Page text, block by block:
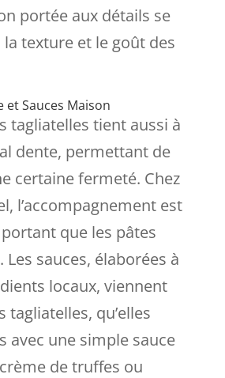
portée aux détails se
texture et le goût des
et Sauces Maison
tagliatelles tient aussi à
dente, permettant de
certaine fermeté. Chez
l’accompagnement est
que les pâtes
Les sauces, élaborées à
locaux, viennent
tagliatelles, qu’elles
avec une simple sauce
de truffes ou